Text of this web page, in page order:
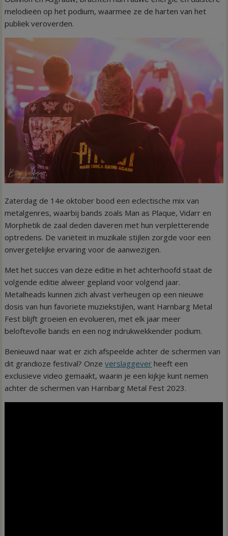
melodieën op het podium, waarmee ze de harten van het
publiek veroverden.
Zaterdag de 14e oktober bood een eclectische mix van
metalgenres, waarbij bands zoals Man as Plaque, Vidarr en
Morphetik de zaal deden daveren met hun verpletterende
optredens. De variëteit in muzikale stijlen zorgde voor een
onvergetelijke ervaring voor de aanwezigen.
Met het succes van deze editie in het achterhoofd staat de
volgende editie alweer gepland voor volgend jaar.
Metalheads kunnen zich alvast verheugen op een nieuwe
dosis van hun favoriete muziekstijlen, want Harnbarg Metal
Fest blijft groeien en evolueren, met elk jaar meer
beloftevolle bands en een nog indrukwekkender podium.
Benieuwd naar wat er zich afspeelde achter de schermen van
dit grandioze festival? Onzeverslaggever heeft een
exclusieve video gemaakt, waarin je een kijkje kunt nemen
achter de schermen van Harnbarg Metal Fest 2023.